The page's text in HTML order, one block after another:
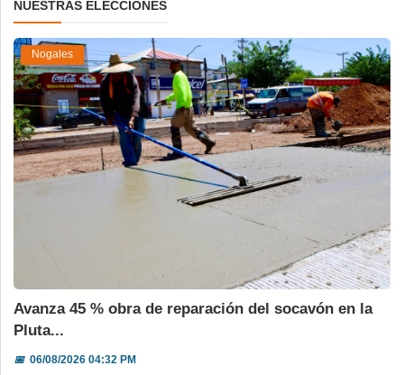
NUESTRAS ELECCIONES
Nogales
Avanza 45 % obra de reparación del socavón en la
Pluta...
📅06/08/2026 04:32 PM